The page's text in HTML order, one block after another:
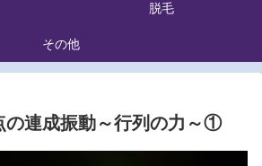
脱毛
その他
の連成振動～行列の力～①